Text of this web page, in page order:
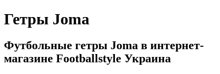
Гетры Joma
Футбольные гетры Joma в интернет-
магазине Footballstyle Украина